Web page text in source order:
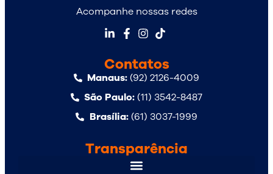
Acompanhe nossas redes
Transparência
Contatos
Manaus:(92) 2126-4009
São Paulo:(11) 3542-8487
Brasília:(61) 3037-1999